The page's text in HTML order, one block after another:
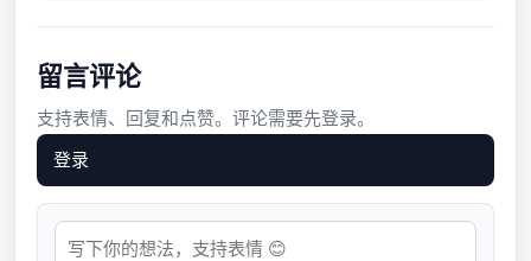
留言评论
支持表情、回复和点赞。评论需要先登录。
登录